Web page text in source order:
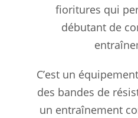
fioritures qui
débutant de
C’est un
des bandes de
un entraînement